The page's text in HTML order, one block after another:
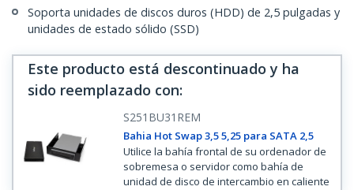
Soporta unidades de discos duros (HDD) de 2,5 pulgadas y
unidades de estado sólido (SSD)
Este producto está descontinuado y ha
sido reemplazado con:
S251BU31REM
Bahia Hot Swap 3,5 5,25 para SATA 2,5
Utilice la bahía frontal de su ordenador de
sobremesa o servidor como bahía de
unidad de disco de intercambio en caliente